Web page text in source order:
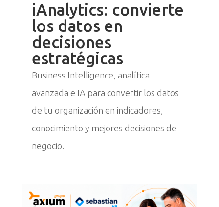
iAnalytics: convierte
los datos en
decisiones
estratégicas
Business Intelligence, analítica
avanzada e IA para convertir los datos
de tu organización en indicadores,
conocimiento y mejores decisiones de
negocio.